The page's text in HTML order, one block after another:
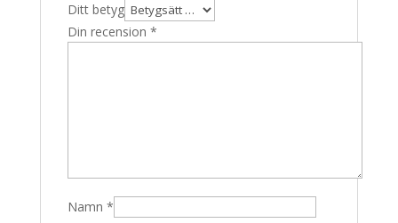
Ditt betyg
Din recension *
Namn *